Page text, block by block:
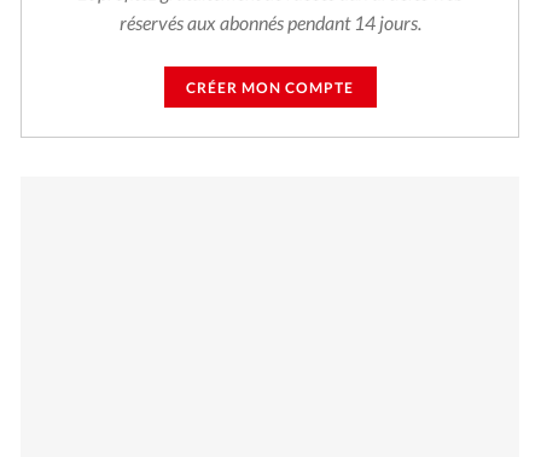
réservés aux abonnés pendant 14 jours.
CRÉER MON COMPTE